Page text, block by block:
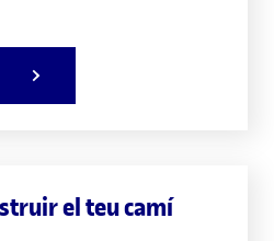
el teu camí